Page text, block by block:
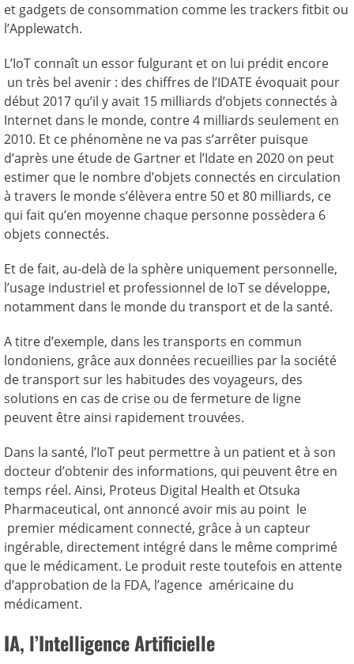
et gadgets de consommation comme les trackers fitbit ou
l’Applewatch.
L’IoT connaît un essor fulgurant et on lui prédit encore
un très bel avenir : des chiffres de l’IDATE évoquait pour
début 2017 qu’il y avait 15 milliards d’objets connectés à
Internet dans le monde, contre 4 milliards seulement en
2010. Et ce phénomène ne va pas s’arrêter puisque
d’après une étude de Gartner et l’Idate en 2020 on peut
estimer que le nombre d’objets connectés en circulation
à travers le monde s’élèvera entre 50 et 80 milliards, ce
qui fait qu’en moyenne chaque personne possèdera 6
objets connectés.
Et de fait, au-delà de la sphère uniquement personnelle,
l’usage industriel et professionnel de IoT se développe,
notamment dans le monde du transport et de la santé.
A titre d’exemple, dans les transports en commun
londoniens, grâce aux données recueillies par la société
de transport sur les habitudes des voyageurs, des
solutions en cas de crise ou de fermeture de ligne
peuvent être ainsi rapidement trouvées.
Dans la santé, l’IoT peut permettre à un patient et à son
docteur d’obtenir des informations, qui peuvent être en
temps réel. Ainsi, Proteus Digital Health et Otsuka
Pharmaceutical, ont annoncé avoir mis au point le
premier médicament connecté, grâce à un capteur
ingérable, directement intégré dans le même comprimé
que le médicament. Le produit reste toutefois en attente
d’approbation de la FDA, l’agence américaine du
médicament.
IA, l’Intelligence Artificielle